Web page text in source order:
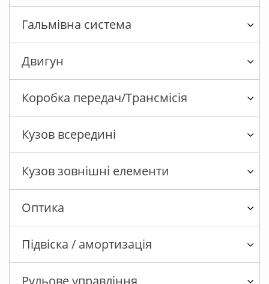
Гальмівна система
Двигун
Коробка передач/Трансмісія
Кузов всередині
Кузов зовнішні елементи
Оптика
Підвіска / амортизація